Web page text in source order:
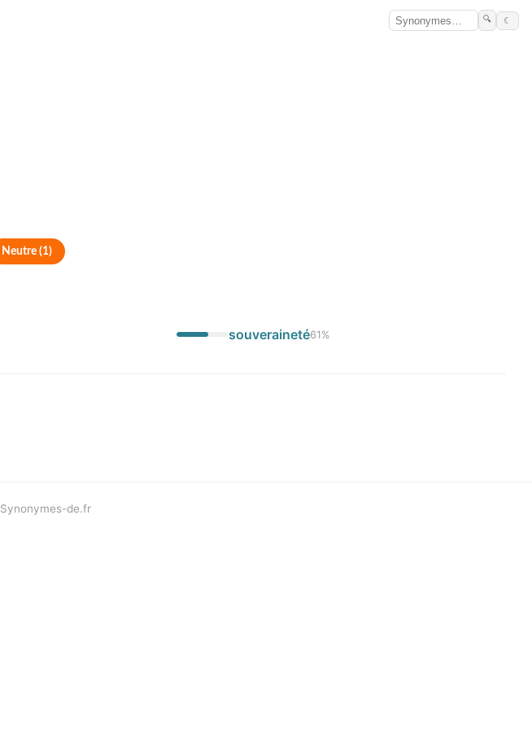
🔍 ☾
Neutre (1)
souveraineté61%
Synonymes-de.fr